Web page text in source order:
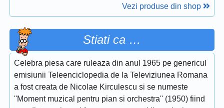
Vezi produse din shop
Stiati ca …
Celebra piesa care ruleaza din anul 1965 pe genericul
emisiunii Teleenciclopedia de la Televiziunea Romana
a fost creata de Nicolae Kirculescu si se numeste
''Moment muzical pentru pian si orchestra'' (1950) fiind